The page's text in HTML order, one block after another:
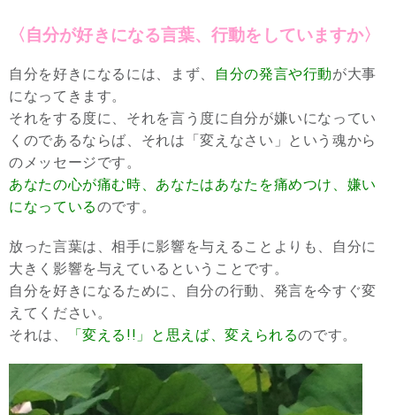
〈自分が好きになる言葉、行動をしていますか〉
自分を好きになるには、まず、 自分の発言や行動が大事
になってきます。
それをする度に、それを言う度に自分が嫌いになってい
くのであるならば、それは「変えなさい」という魂から
のメッセージです。
あなたの心が痛む時、あなたはあなたを痛めつけ、嫌い
になっているのです。
放った言葉は、相手に影響を与えることよりも、自分に
大きく影響を与えているということです。
自分を好きになるために、自分の行動、発言を今すぐ変
えてください。
それは、
「変える!!」と思えば、変えられるのです。